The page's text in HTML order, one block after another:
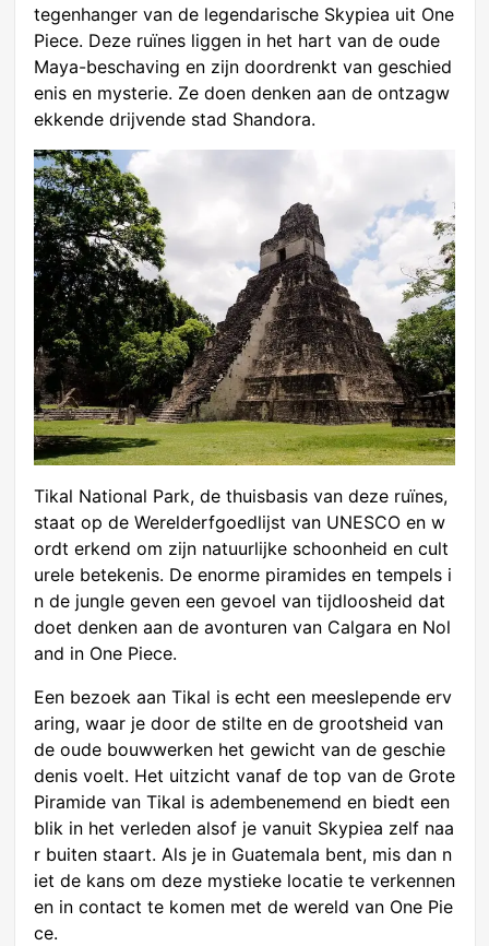
tegenhanger van de legendarische Skypiea uit One
Piece. Deze ruïnes liggen in het hart van de oude
Maya-beschaving en zijn doordrenkt van geschied
enis en mysterie. Ze doen denken aan de ontzagw
ekkende drijvende stad Shandora.
Tikal National Park, de thuisbasis van deze ruïnes,
staat op de Werelderfgoedlijst van UNESCO en w
ordt erkend om zijn natuurlijke schoonheid en cult
urele betekenis. De enorme piramides en tempels i
n de jungle geven een gevoel van tijdloosheid dat
doet denken aan de avonturen van Calgara en Nol
and in One Piece.
Een bezoek aan Tikal is echt een meeslepende erv
aring, waar je door de stilte en de grootsheid van
de oude bouwwerken het gewicht van de geschie
denis voelt. Het uitzicht vanaf de top van de Grote
Piramide van Tikal is adembenemend en biedt een
blik in het verleden alsof je vanuit Skypiea zelf naa
r buiten staart. Als je in Guatemala bent, mis dan n
iet de kans om deze mystieke locatie te verkennen
en in contact te komen met de wereld van One Pie
ce.